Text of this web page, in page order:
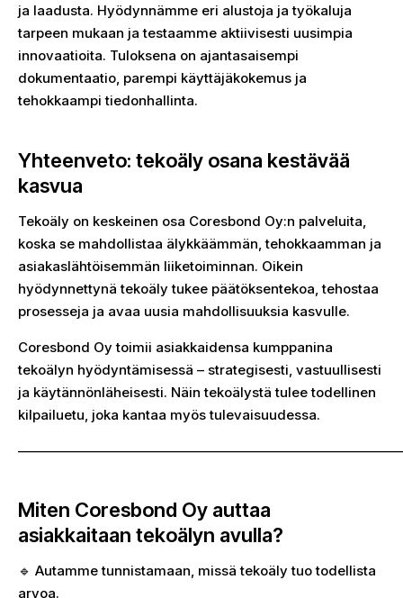
ja laadusta. Hyödynnämme eri alustoja ja työkaluja
tarpeen mukaan ja testaamme aktiivisesti uusimpia
innovaatioita. Tuloksena on ajantasaisempi
dokumentaatio, parempi käyttäjäkokemus ja
tehokkaampi tiedonhallinta.
Yhteenveto: tekoäly osana kestävää
kasvua
Tekoäly on keskeinen osa Coresbond Oy:n palveluita,
koska se mahdollistaa älykkäämmän, tehokkaamman ja
asiakaslähtöisemmän liiketoiminnan. Oikein
hyödynnettynä tekoäly tukee päätöksentekoa, tehostaa
prosesseja ja avaa uusia mahdollisuuksia kasvulle.
Coresbond Oy toimii asiakkaidensa kumppanina
tekoälyn hyödyntämisessä – strategisesti, vastuullisesti
ja käytännönläheisesti. Näin tekoälystä tulee todellinen
kilpailuetu, joka kantaa myös tulevaisuudessa.
Miten Coresbond Oy auttaa
asiakkaitaan tekoälyn avulla?
🔹 Autamme tunnistamaan, missä tekoäly tuo todellista
arvoa.